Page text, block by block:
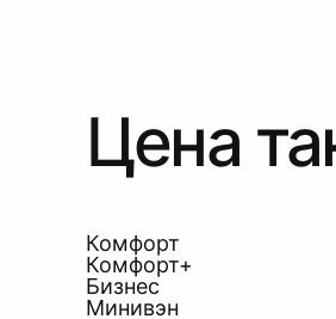
Цена
Комфорт
Комфорт+
Бизнес
Минивэн